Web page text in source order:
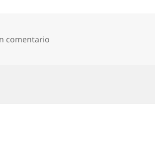
comentario